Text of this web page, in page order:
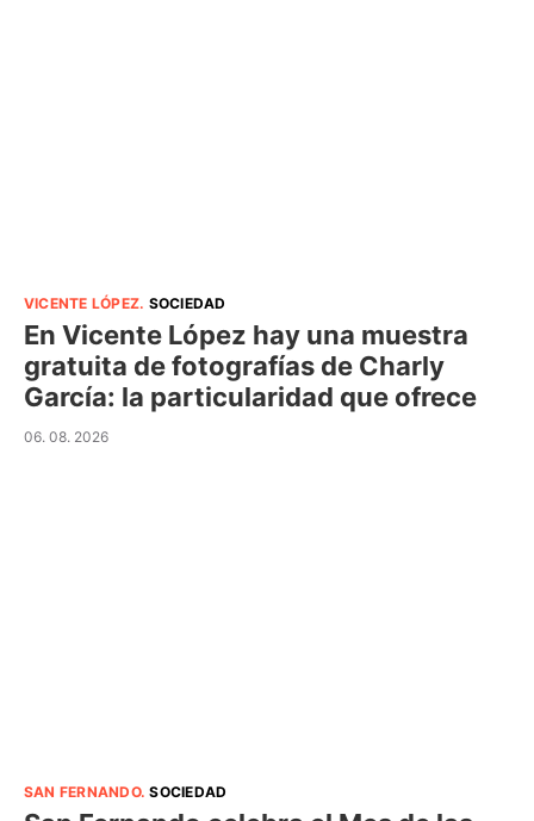
VICENTE LÓPEZ. SOCIEDAD
En Vicente López hay una muestra
gratuita de fotografías de Charly
García: la particularidad que ofrece
06. 08. 2026
SAN FERNANDO.SOCIEDAD